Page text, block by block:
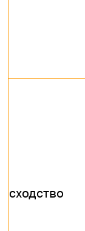
сходство